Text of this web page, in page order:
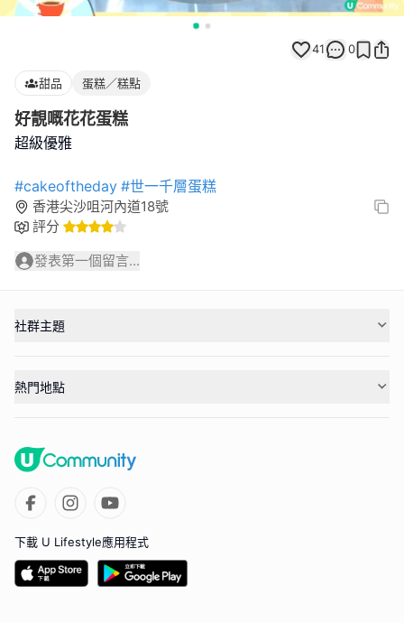
41 0
甜品 蛋糕／糕點
好靚嘅花花蛋糕
超級優雅
#cakeoftheday #世一千層蛋糕
香港尖沙咀河內道18號
評分
發表第一個留言...
社群主題
熱門地點
下載 U Lifestyle應用程式